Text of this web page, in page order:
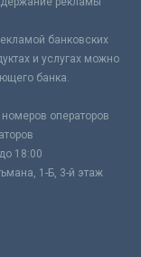
банковских
и услугах можно
банка.
операторов
18:00
1-Б, 3-й этаж